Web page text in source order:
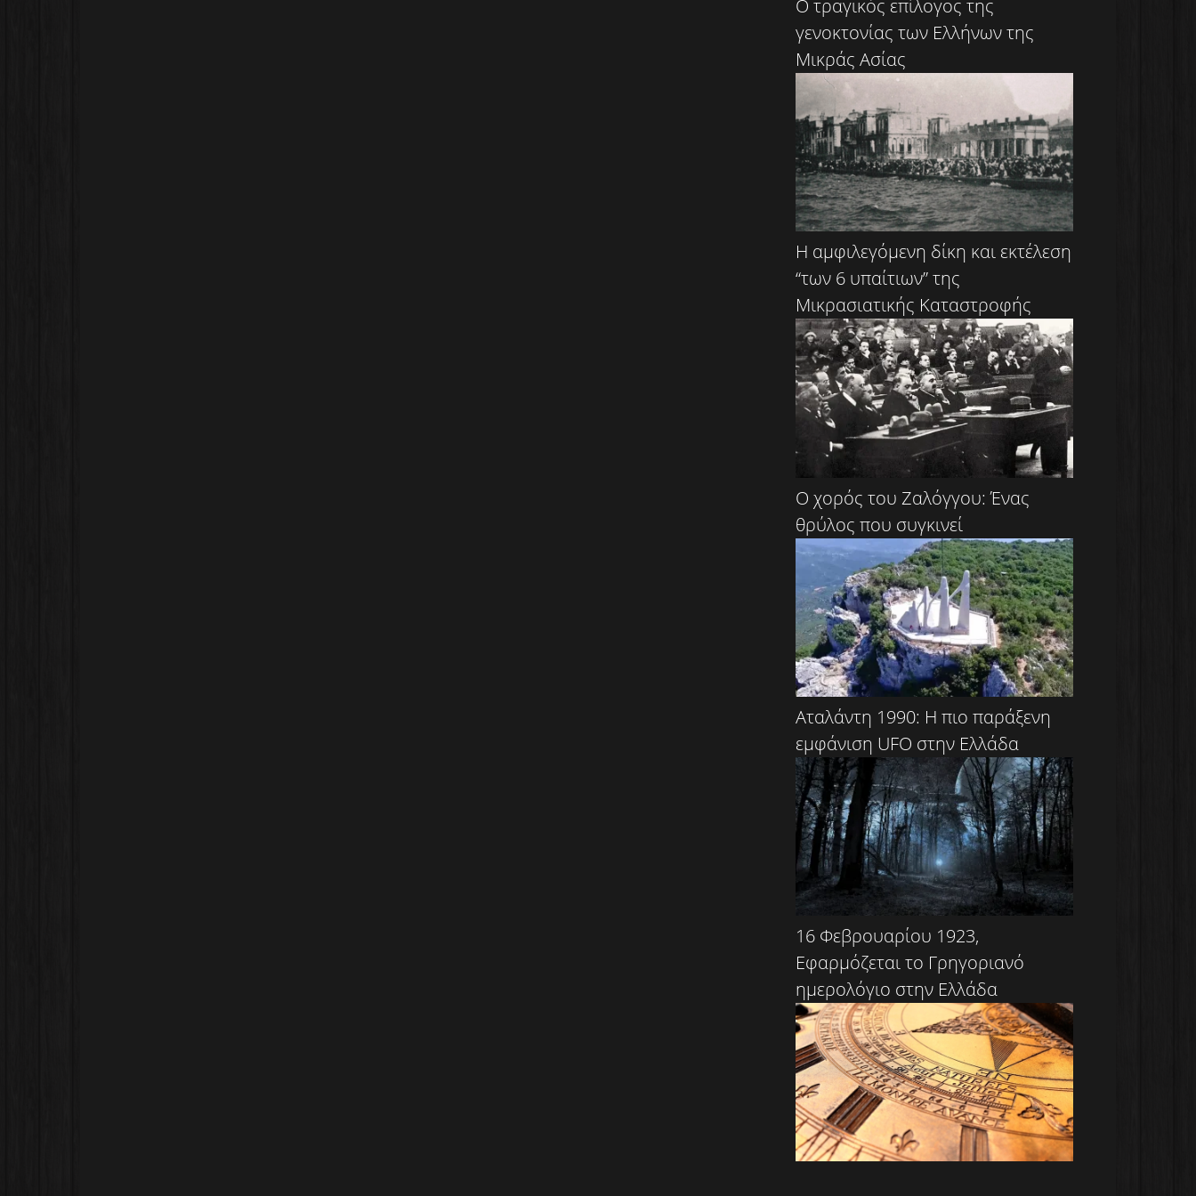
Ο τραγικός επίλογος της
γενοκτονίας των Ελλήνων της
Μικράς Ασίας
Η αμφιλεγόμενη δίκη και εκτέλεση
“των 6 υπαίτιων” της
Μικρασιατικής Καταστροφής
Ο χορός του Ζαλόγγου: Ένας
θρύλος που συγκινεί
Αταλάντη 1990: Η πιο παράξενη
εμφάνιση UFO στην Ελλάδα
16 Φεβρουαρίου 1923,
Εφαρμόζεται το Γρηγοριανό
ημερολόγιο στην Ελλάδα